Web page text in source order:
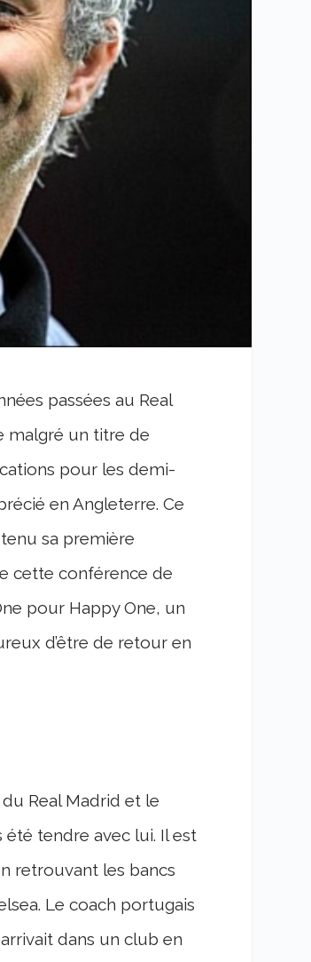
passées au Real
malgré un titre de
pour les demi-
en Angleterre. Ce
sa première
cette conférence de
pour Happy One, un
d’être de retour en
Real Madrid et le
été tendre avec lui. Il est
retrouvant les bancs
Le coach portugais
arrivait dans un club en